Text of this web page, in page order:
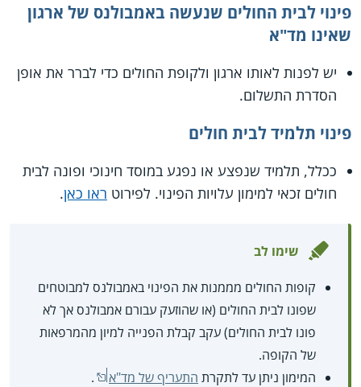
פינוי לבית החולים שנעשה באמבולנס של ארגון
שאינו מד"א
יש לפנות לאותו ארגון ולקופת החולים כדי לברר את אופן
הסדרת התשלום.
פינוי תלמיד לבית חולים
ככלל, תלמיד שנפצע או נפגע במוסד חינוכי ופונה לבית
חולים זכאי למימון עלויות הפינוי. לפירוט ראו כאן.
שימו לב
קופות החולים מממנות את הפינוי באמבולנס למבוטחים
שפונו לבית החולים (או שהוזעק עבורם אמבולנס אך לא
פונו לבית החולים) עקב קבלת הפנייה למיון מהמרפאות
של הקופה.
המימון ניתן עד לתקרת התעריף של מד"א .